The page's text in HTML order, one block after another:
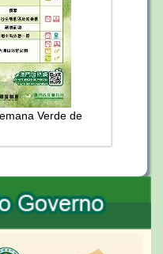
Verde de